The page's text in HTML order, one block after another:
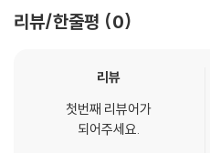
리뷰/한줄평 0
리뷰
첫번째 리뷰어가
되어주세요.